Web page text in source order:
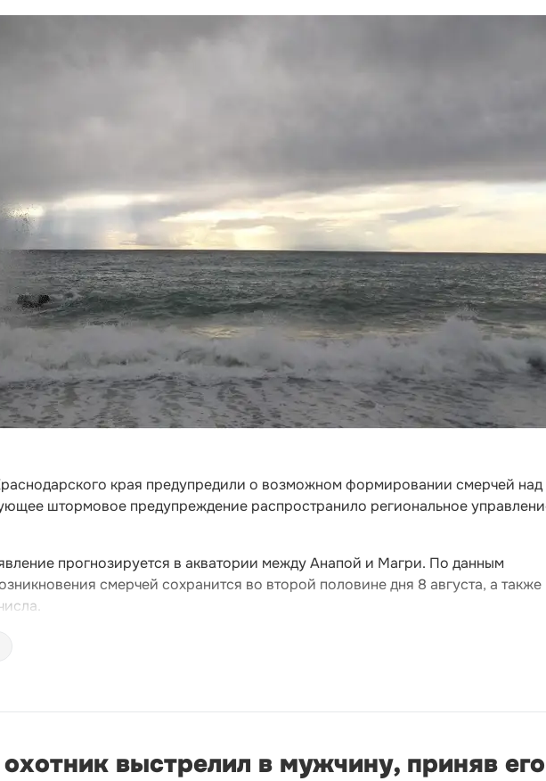
края предупредили о возможном формировании смерчей над
штормовое предупреждение распространило региональное
прогнозируется в акватории между Анапой и Магри. По данным
смерчей сохранится во второй половине дня 8 августа, а также
выстрелил в мужчину, приняв